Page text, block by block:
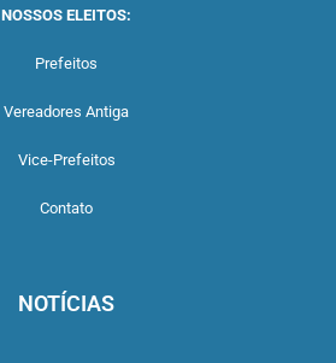
NOSSOS ELEITOS:
Prefeitos
Vereadores Antiga
Vice-Prefeitos
Contato
NOTÍCIAS